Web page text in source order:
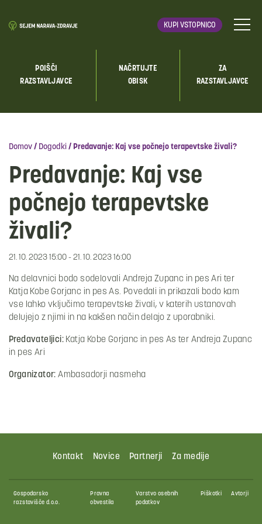
KUPI VSTOPNICO
POIŠČI
RAZSTAVLJAVCE
NAČRTUJTE
OBISK
ZA
RAZSTAVLJAVCE
Domov / Dogodki / Predavanje: Kaj vse počnejo terapevtske živali?
Predavanje: Kaj vse
počnejo terapevtske
živali?
21. 10. 2023 15:00 - 21. 10. 2023 16:00
Na delavnici bodo sodelovali Andreja Zupanc in pes Ari ter
Katja Kobe Gorjanc in pes As. Povedali in prikazali bodo kam
vse lahko vključimo terapevtske živali, v katerih ustanovah
delujejo z njimi in na kakšen način delajo z uporabniki.
Predavateljici: Katja Kobe Gorjanc in pes As ter Andreja Zupanc
in pes Ari
Organizator:Ambasadorji nasmeha
Kontakt Novice Partnerji Za medije
Gospodarsko
razstavišče d.o.o.
Pravna
obvestila
Varstvo osebnih
podatkov
Piškotki Avtorji